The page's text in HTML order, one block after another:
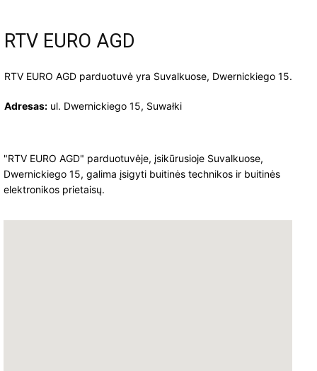
RTV EURO AGD
RTV EURO AGD parduotuvė yra Suvalkuose, Dwernickiego 15.
Adresas:ul. Dwernickiego 15, Suwałki
"RTV EURO AGD" parduotuvėje, įsikūrusioje Suvalkuose,
Dwernickiego 15, galima įsigyti buitinės technikos ir buitinės
elektronikos prietaisų.